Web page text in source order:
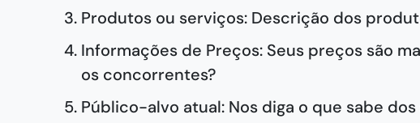
Produtos ou serviços: Descrição dos
Informações de Preços: Seus preços são
os concorrentes?
Público-alvo atual: Nos diga o que sabe